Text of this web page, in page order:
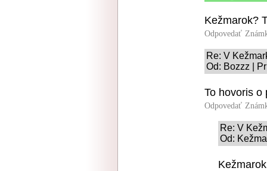
Kežmarok?
Odpovedať
Re: V
Od: Bozzz |
To hovoris o
Odpovedať
Re: V
Od: